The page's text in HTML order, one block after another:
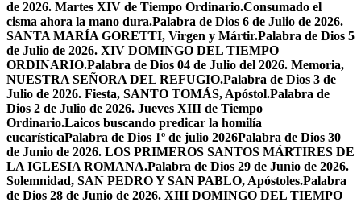
de 2026. Martes XIV de Tiempo Ordinario.Consumado el
cisma ahora la mano dura.Palabra de Dios 6 de Julio de 2026.
SANTA MARÍA GORETTI, Virgen y Mártir.Palabra de Dios 5
de Julio de 2026. XIV DOMINGO DEL TIEMPO
ORDINARIO.Palabra de Dios 04 de Julio del 2026. Memoria,
NUESTRA SEÑORA DEL REFUGIO.Palabra de Dios 3 de
Julio de 2026. Fiesta, SANTO TOMÁS, Apóstol.Palabra de
Dios 2 de Julio de 2026. Jueves XIII de Tiempo
Ordinario.Laicos buscando predicar la homilía
eucarísticaPalabra de Dios 1º de julio 2026Palabra de Dios 30
de Junio de 2026. LOS PRIMEROS SANTOS MÁRTIRES DE
LA IGLESIA ROMANA.Palabra de Dios 29 de Junio de 2026.
Solemnidad, SAN PEDRO Y SAN PABLO, Apóstoles.Palabra
de Dios 28 de Junio de 2026. XIII DOMINGO DEL TIEMPO